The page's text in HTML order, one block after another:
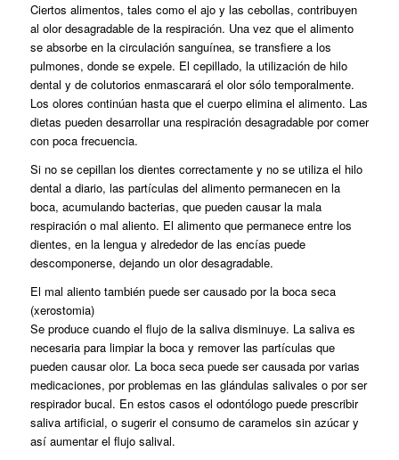
Ciertos alimentos, tales como el ajo y las cebollas, contribuyen
al olor desagradable de la respiración. Una vez que el alimento
se absorbe en la circulación sanguínea, se transfiere a los
pulmones, donde se expele. El cepillado, la utilización de hilo
dental y de colutorios enmascarará el olor sólo temporalmente.
Los olores continúan hasta que el cuerpo elimina el alimento. Las
dietas pueden desarrollar una respiración desagradable por comer
con poca frecuencia.
Si no se cepillan los dientes correctamente y no se utiliza el hilo
dental a diario, las partículas del alimento permanecen en la
boca, acumulando bacterias, que pueden causar la mala
respiración o mal aliento. El alimento que permanece entre los
dientes, en la lengua y alrededor de las encías puede
descomponerse, dejando un olor desagradable.
El mal aliento también puede ser causado por la boca seca
(xerostomia)
Se produce cuando el flujo de la saliva disminuye. La saliva es
necesaria para limpiar la boca y remover las partículas que
pueden causar olor. La boca seca puede ser causada por varias
medicaciones, por problemas en las glándulas salivales o por ser
respirador bucal. En estos casos el odontólogo puede prescribir
saliva artificial, o sugerir el consumo de caramelos sin azúcar y
así aumentar el flujo salival.